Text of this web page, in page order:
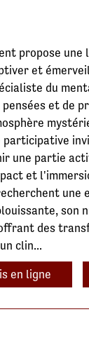
propose une
et
du
et de
participative
une partie
et
une
son
des
clin...
en ligne